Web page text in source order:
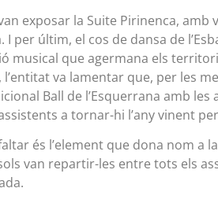
exposar la Suite Pirinenca,
I per últim, el cos de dansa de
musical que agermana els
va lamentar que, per les
Ball de l’Esquerrana amb
a tornar-hi l’any vinent
és l’element que dona nom a
van repartir-les entre tots els